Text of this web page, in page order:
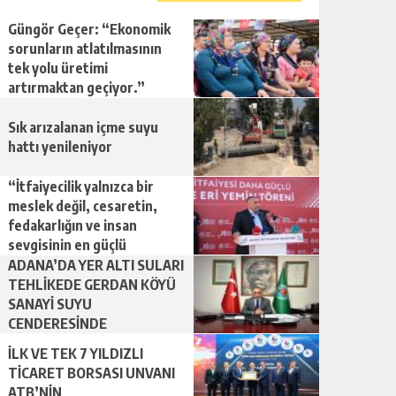
Güngör Geçer: “Ekonomik
sorunların atlatılmasının
tek yolu üretimi
artırmaktan geçiyor.”
Sık arızalanan içme suyu
hattı yenileniyor
“İtfaiyecilik yalnızca bir
meslek değil, cesaretin,
fedakarlığın ve insan
sevgisinin en güçlü
temsilidir.”
ADANA’DA YER ALTI SULARI
TEHLİKEDE GERDAN KÖYÜ
SANAYİ SUYU
CENDERESİNDE
İLK VE TEK 7 YILDIZLI
TİCARET BORSASI UNVANI
ATB’NİN